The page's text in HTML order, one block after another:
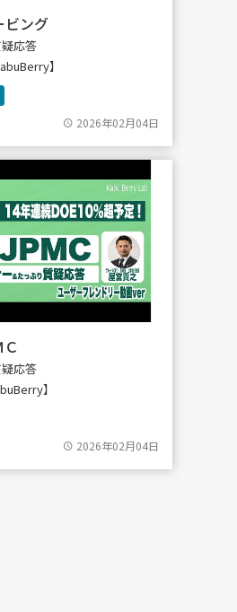
ビング
疑応答
】
2026年02月04日
疑応答
】
2026年02月04日